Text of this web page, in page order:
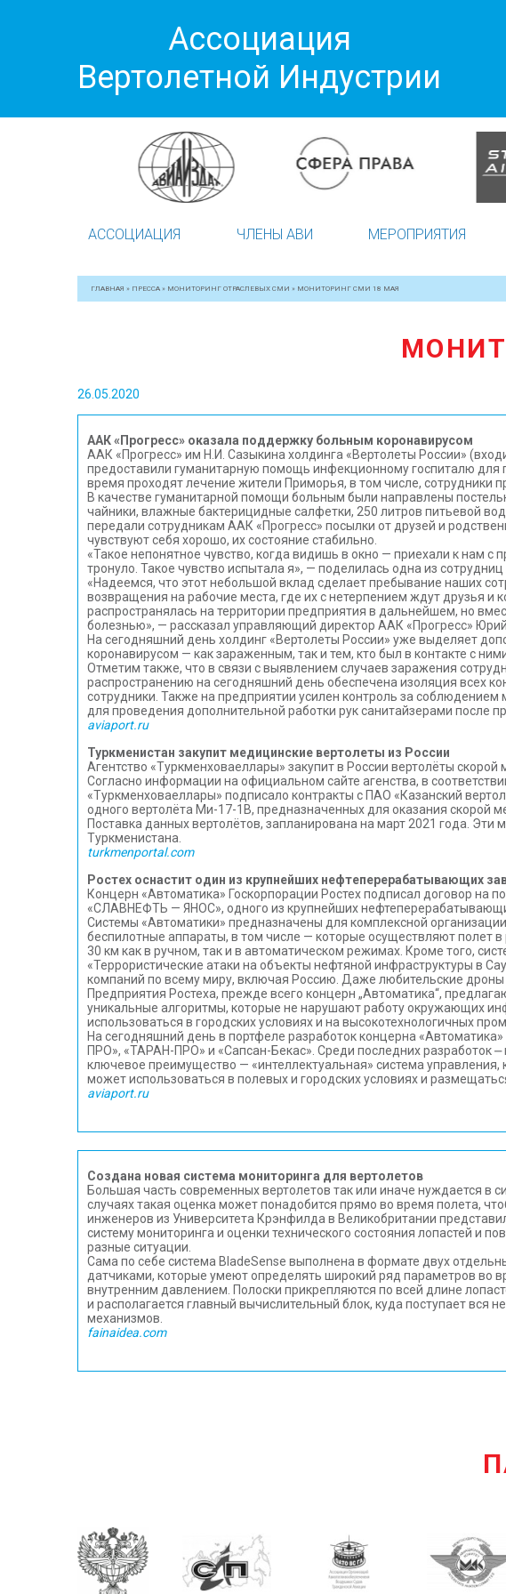
Ассоциация
Вертолетной Индустрии
АССОЦИАЦИЯ ЧЛЕНЫ АВИ МЕРОПРИЯТИЯ
ГЛАВНАЯ » ПРЕССА » МОНИТОРИНГ ОТРАСЛЕВЫХ СМИ » МОНИТОРИНГ СМИ 18 МАЯ
26.05.2020
ААК «Прогресс» оказала поддержку больным коронавирусом
ААК «Прогресс» им Н.И. Сазыкина холдинга «Вертолеты России»
предоставили гуманитарную помощь инфекционному госпиталю для
время проходят лечение жители Приморья, в том числе, сотрудники
В качестве гуманитарной помощи больным были направлены
чайники, влажные бактерицидные салфетки, 250 литров питьевой
передали сотрудникам ААК «Прогресс» посылки от друзей и
чувствуют себя хорошо, их состояние стабильно.
«Такое непонятное чувство, когда видишь в окно — приехали к нам
тронуло. Такое чувство испытала я», — поделилась одна из сотрудниц
«Надеемся, что этот небольшой вклад сделает пребывание наших
возвращения на рабочие места, где их с нетерпением ждут друзья
распространялась на территории предприятия в дальнейшем, но
болезнью», — рассказал управляющий директор ААК «Прогресс»
На сегодняшний день холдинг «Вертолеты России» уже выделяет
коронавирусом — как зараженным, так и тем, кто был в контакте с
Отметим также, что в связи с выявлением случаев заражения
распространению на сегодняшний день обеспечена изоляция всех
сотрудники. Также на предприятии усилен контроль за
для проведения дополнительной работки рук санитайзерами после
aviaport.ru
Туркменистан закупит медицинские вертолеты из России
Агентство «Туркменховаеллары» закупит в России вертолёты
Согласно информации на официальном сайте агенства, в
«Туркменховаеллары» подписало контракты с ПАО «Казанский
одного вертолёта Ми-17-1В, предназначенных для оказания скорой
Поставка данных вертолётов, запланирована на март 2021 года.
Туркменистана.
turkmenportal.com
Ростех оснастит один из крупнейших нефтеперерабатывающих
Концерн «Автоматика» Госкорпорации Ростех подписал договор на
«СЛАВНЕФТЬ — ЯНОС», одного из крупнейших
Системы «Автоматики» предназначены для комплексной
беспилотные аппараты, в том числе — которые осуществляют полет
30 км как в ручном, так и в автоматическом режимах. Кроме того,
«Террористические атаки на объекты нефтяной инфраструктуры в
компаний по всему миру, включая Россию. Даже любительские дроны
Предприятия Ростеха, прежде всего концерн „Автоматика“,
уникальные алгоритмы, которые не нарушают работу окружающих
использоваться в городских условиях и на высокотехнологичных
На сегодняшний день в портфеле разработок концерна
ПРО», «ТАРАН-ПРО» и «Сапсан-Бекас». Среди последних разработок
ключевое преимущество — «интеллектуальная» система
может использоваться в полевых и городских условиях и
aviaport.ru
Создана новая система мониторинга для вертолетов
Большая часть современных вертолетов так или иначе нуждается в
случаях такая оценка может понадобится прямо во время полета,
инженеров из Университета Крэнфилда в Великобритании
систему мониторинга и оценки технического состояния лопастей и
разные ситуации.
Сама по себе система BladeSense выполнена в формате двух
датчиками, которые умеют определять широкий ряд параметров во
внутренним давлением. Полоски прикрепляются по всей длине
и располагается главный вычислительный блок, куда поступает
механизмов.
fainaidea.com